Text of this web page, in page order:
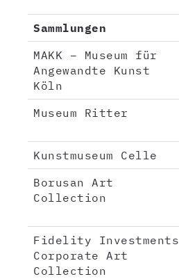
Sammlungen
MAKK – Museum für
Angewandte Kunst
Köln
Museum Ritter
Kunstmuseum Celle
Borusan Art
Collection
Fidelity Investments
Corporate Art
Collection